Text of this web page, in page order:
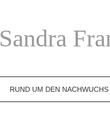
Sandra
RUND UM DEN NACHWUCHS